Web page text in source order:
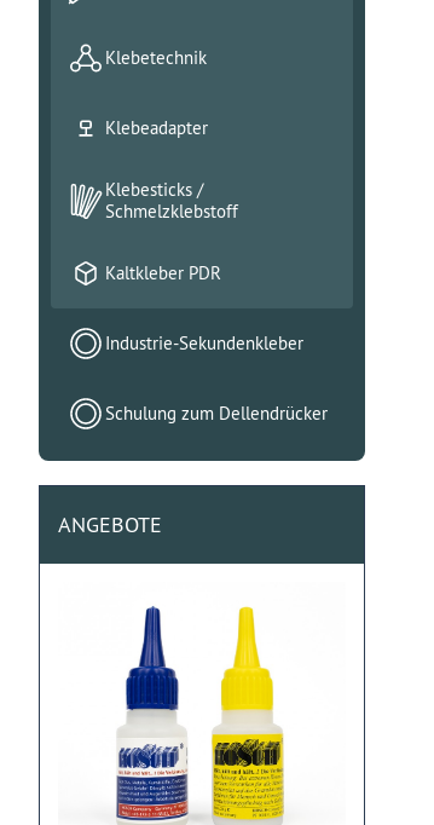
Klebetechnik
Klebeadapter
Klebesticks /
Schmelzklebstoff
Kaltkleber PDR
Industrie-Sekundenkleber
Schulung zum Dellendrücker
ANGEBOTE